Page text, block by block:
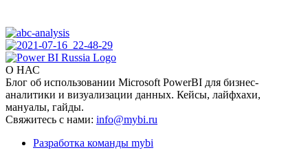
О НАС
Блог об использовании Microsoft PowerBI для бизнес-
аналитики и визуализации данных. Кейсы, лайфхахи,
мануалы, гайды.
Свяжитесь с нами: info@mybi.ru
Разработка команды mybi